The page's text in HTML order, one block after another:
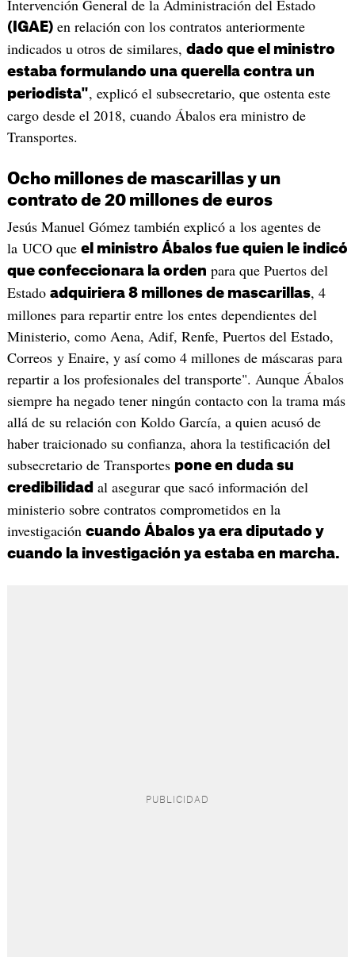
Intervención General de la Administración del Estado
(IGAE)en relación con los contratos anteriormente
indicados u otros de similares, dado que el ministro
estaba formulando una querella contra un
periodista", explicó el subsecretario, que ostenta este
cargo desde el 2018, cuando Ábalos era ministro de
Transportes.
Ocho millones de mascarillas y un
contrato de 20 millones de euros
Jesús Manuel Gómez también explicó a los agentes de
la UCO que el ministro Ábalos fue quien le indicó
que confeccionara la orden para que Puertos del
Estado adquiriera 8 millones de mascarillas, 4
millones para repartir entre los entes dependientes del
Ministerio, como Aena, Adif, Renfe, Puertos del Estado,
Correos y Enaire, y así como 4 millones de máscaras para
repartir a los profesionales del transporte". Aunque Ábalos
siempre ha negado tener ningún contacto con la trama más
allá de su relación con Koldo García, a quien acusó de
haber traicionado su confianza, ahora la testificación del
subsecretario de Transportes pone en duda su
credibilidad al asegurar que sacó información del
ministerio sobre contratos comprometidos en la
investigación cuando Ábalos ya era diputado y
cuando la investigación ya estaba en marcha.